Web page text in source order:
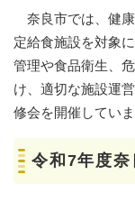
奈良市では、健
定給食施設を対象
管理や食品衛生、
け、適切な施設運
修会を開催していま
令和7年度